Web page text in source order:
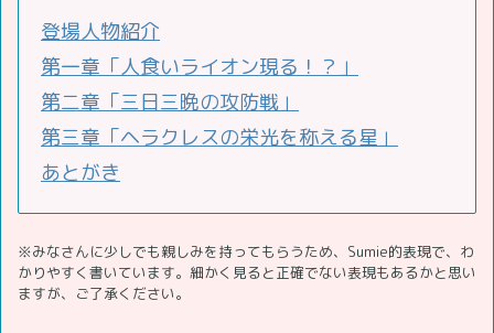
登場人物紹介
第一章「人食いライオン現る！？」
第二章「三日三晩の攻防戦」
第三章「ヘラクレスの栄光を称える星」
あとがき
※みなさんに少しでも親しみを持ってもらうため、Sumie的表現で、わ
かりやすく書いています。細かく見ると正確でない表現もあるかと思い
ますが、ご了承ください。